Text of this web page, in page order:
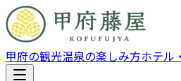
甲府の観光温泉の楽しみ方ホテル